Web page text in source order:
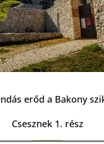
erőd a Bakony
Csesznek 1. rész